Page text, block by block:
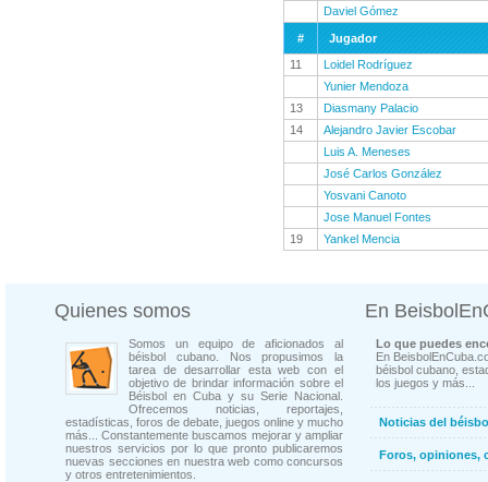
Daviel Gómez
#
Jugador
11
Loidel Rodríguez
Yunier Mendoza
13
Diasmany Palacio
14
Alejandro Javier Escobar
Luis A. Meneses
José Carlos González
Yosvani Canoto
Jose Manuel Fontes
19
Yankel Mencia
Quienes somos
Somos un equipo de aficionados al
béisbol cubano. Nos propusimos la
tarea de desarrollar esta web con el
objetivo de brindar información sobre el
Béisbol en Cuba y su Serie Nacional.
Ofrecemos noticias, reportajes,
estadísticas, foros de debate, juegos online y mucho
más... Constantemente buscamos mejorar y ampliar
nuestros servicios por lo que pronto publicaremos
nuevas secciones en nuestra web como concursos
y otros entretenimientos.
En
Lo que puedes
En
béisbol cubano,
los juegos y más...
Noticias del
Foros, opiniones,